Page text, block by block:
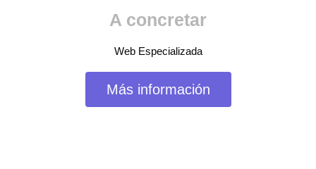
A concretar
Web Especializada
Más información